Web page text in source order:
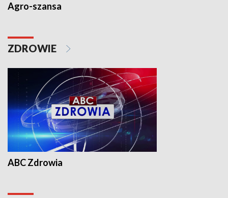
Agro-szansa
ZDROWIE
ABC Zdrowia